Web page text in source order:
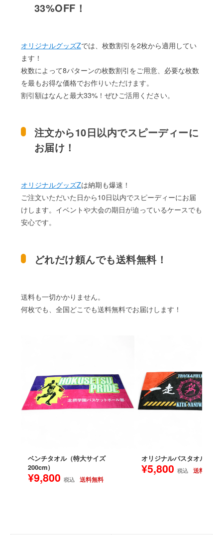
33%OFF！
オリジナルグッズZでは、枚数割引を2枚から適用してい
ます！
枚数によって8パターンの枚数割引をご用意、必要な枚数
を最もお得な価格でお作りいただけます。
割引額はなんと最大33%！ぜひご活用ください。
注文から10日以内でスピーディーに
お届け！
オリジナルグッズZは納期も爆速！
ご注文いただいた日から10日以内でスピーディーにお届
けします。イベントや大会の期日が迫っているケースでも
安心です。
どれだけ頼んでも送料無料！
送料も一切かかりません。
何枚でも、全国どこでも送料無料でお届けします！
ベンチタオル（特大サイズ
200cm）
¥9,800 税込 送料無料
オリジナルバスタオル
¥5,800 税込 送料無料